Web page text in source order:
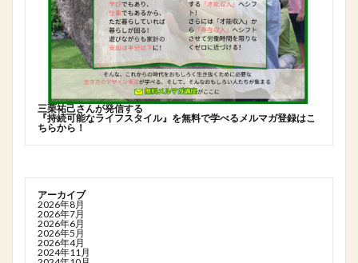
三栗祐己さんが発信する
『持続可能なライフスタイル』を無料で学べるメルマガ登録はこ
ちらから！
アーカイブ
2026年8月
2026年7月
2026年6月
2026年5月
2026年4月
2024年11月